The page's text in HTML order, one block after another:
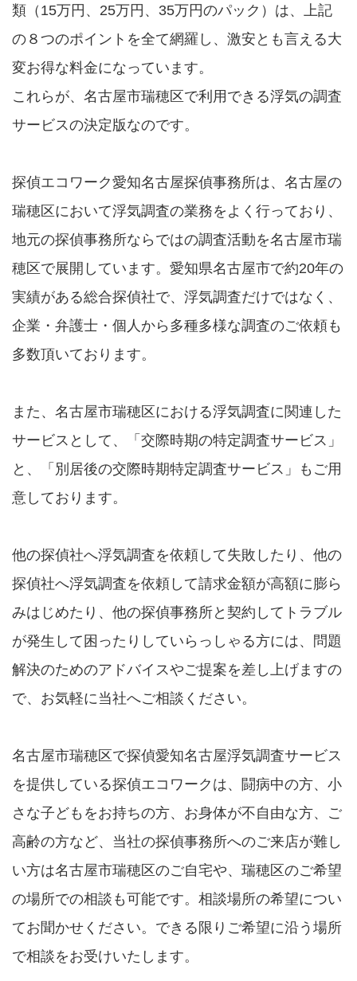
類（15万円、25万円、35万円のパック）は、上記
の８つのポイントを全て網羅し、激安とも言える大
変お得な料金になっています。
これらが、名古屋市瑞穂区で利用できる浮気の調査
サービスの決定版なのです。
探偵エコワーク愛知名古屋探偵事務所は、名古屋の
瑞穂区において浮気調査の業務をよく行っており、
地元の探偵事務所ならではの調査活動を名古屋市瑞
穂区で展開しています。愛知県名古屋市で約20年の
実績がある総合探偵社で、浮気調査だけではなく、
企業・弁護士・個人から多種多様な調査のご依頼も
多数頂いております。
また、名古屋市瑞穂区における浮気調査に関連した
サービスとして、「交際時期の特定調査サービス」
と、「別居後の交際時期特定調査サービス」もご用
意しております。
他の探偵社へ浮気調査を依頼して失敗したり、他の
探偵社へ浮気調査を依頼して請求金額が高額に膨ら
みはじめたり、他の探偵事務所と契約してトラブル
が発生して困ったりしていらっしゃる方には、問題
解決のためのアドバイスやご提案を差し上げますの
で、お気軽に当社へご相談ください。
名古屋市瑞穂区で探偵愛知名古屋浮気調査サービス
を提供している探偵エコワークは、闘病中の方、小
さな子どもをお持ちの方、お身体が不自由な方、ご
高齢の方など、当社の探偵事務所へのご来店が難し
い方は名古屋市瑞穂区のご自宅や、瑞穂区のご希望
の場所での相談も可能です。相談場所の希望につい
てお聞かせください。できる限りご希望に沿う場所
で相談をお受けいたします。